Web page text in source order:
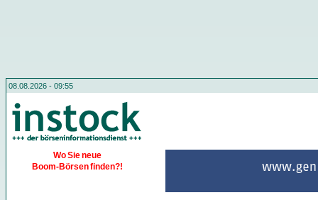
08.08.2026 - 09:55
Wo Sie neue
Boom-Börsen finden?!